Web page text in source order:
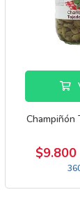
Champiñón
$9.800